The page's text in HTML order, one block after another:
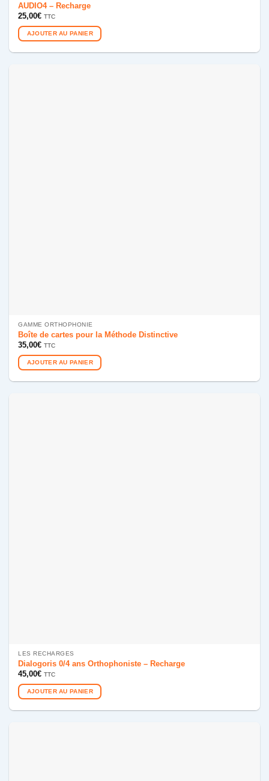
AUDIO4 – Recharge
25,00€ TTC
AJOUTER AU PANIER
GAMME ORTHOPHONIE
Boîte de cartes pour la Méthode Distinctive
35,00€ TTC
AJOUTER AU PANIER
LES RECHARGES
Dialogoris 0/4 ans Orthophoniste – Recharge
45,00€ TTC
AJOUTER AU PANIER